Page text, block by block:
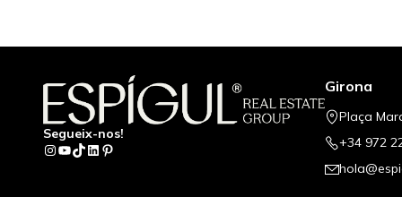
Segueix-nos!
Instagram
YouTube
TikTok
LinkedIn
Pinterest
Girona
Plaça
+34 972